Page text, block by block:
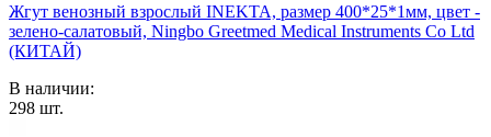
Жгут венозный взрослый INEKTA, размер 400*25*1мм, цвет -
зелено-салатовый, Ningbo Greetmed Medical Instruments Co Ltd
(КИТАЙ)
В наличии:
298 шт.